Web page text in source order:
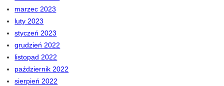
marzec 2023
luty 2023
styczeń 2023
grudzień 2022
listopad 2022
październik 2022
sierpień 2022